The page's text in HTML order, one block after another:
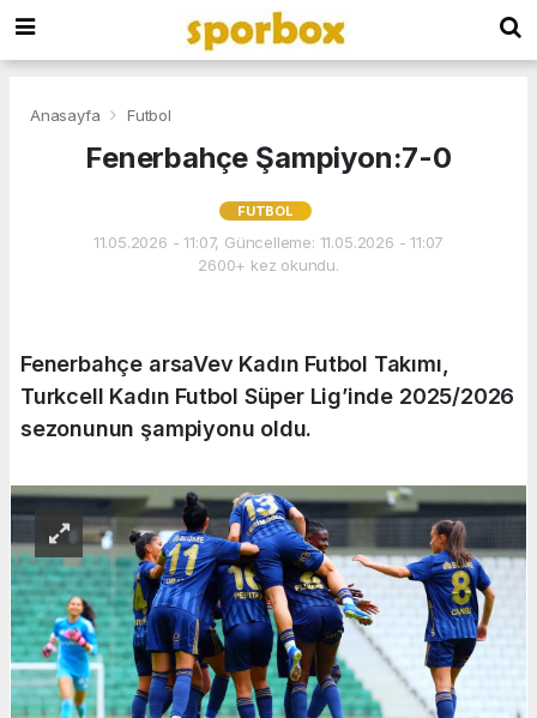
Anasayfa Futbol
Fenerbahçe Şampiyon:7-0
FUTBOL
11.05.2026 - 11:07, Güncelleme: 11.05.2026 - 11:07
2600+ kez okundu.
Fenerbahçe arsaVev Kadın Futbol Takımı,
Turkcell Kadın Futbol Süper Lig’inde 2025/2026
sezonunun şampiyonu oldu.